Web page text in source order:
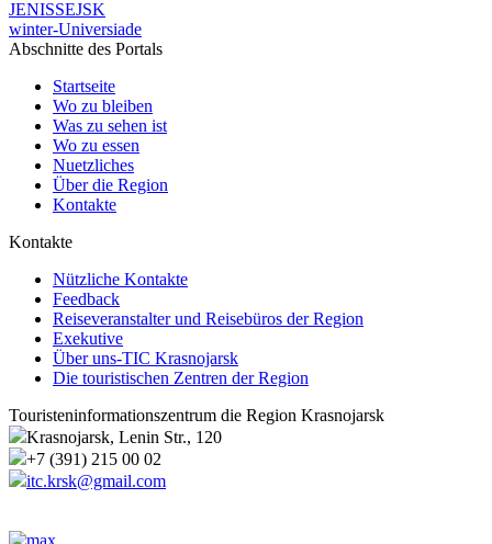
JENISSEJSK
winter-Universiade
Abschnitte des Portals
Startseite
Wo zu bleiben
Was zu sehen ist
Wo zu essen
Nuetzliches
Über die Region
Kontakte
Kontakte
Nützliche Kontakte
Feedback
Reiseveranstalter und Reisebüros der Region
Exekutive
Über uns-TIC Krasnojarsk
Die touristischen Zentren der Region
Touristeninformationszentrum die Region Krasnojarsk
Krasnojarsk, Lenin Str., 120
+7 (391) 215 00 02
itc.krsk@gmail.com